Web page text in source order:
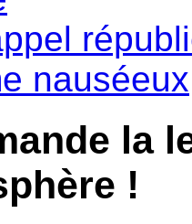
nauséeux
la
!